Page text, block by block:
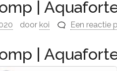
|
door koi Een reactie
|